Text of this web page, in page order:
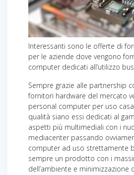
Interessanti sono le offerte di
per le aziende dove vengono
computer dedicati all’utilizzo
Sempre grazie alle partnership
fornitori hardware del mercato
personal computer per uso
qualità siano essi dedicati al
aspetti più multimediali con i
mediacenter passando
computer ad uso strettamente
sempre un prodotto con i
dell’ambiente e minimizzazione